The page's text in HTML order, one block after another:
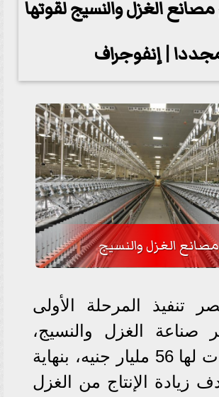
الغزل والنسيج لقوتها
| إنفوجراف
مصانع الغزل والنسيج
تنفيذ المرحلة الأولى
صناعة الغزل والنسيج،
التي رصدت لها 56 مليار جنيه، بنهاية
بهدف زيادة الإنتاج من الغزل